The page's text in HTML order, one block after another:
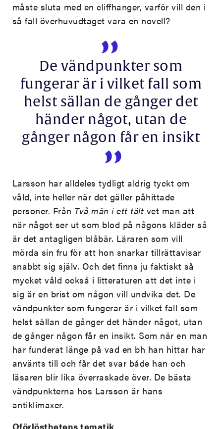
måste sluta med en cliffhanger, varför vill den i
så fall överhuvudtaget vara en novell?
De vändpunkter som
fungerar är i vilket fall som
helst sällan de gånger det
händer något, utan de
gånger någon får en insikt
Larsson har alldeles tydligt aldrig tyckt om
våld, inte heller när det gäller påhittade
personer. Från Två män i ett tält vet man att
när något ser ut som blod på någons kläder så
är det antagligen blåbär. Läraren som vill
mörda sin fru för att hon snarkar tillrättavisar
snabbt sig själv. Och det finns ju faktiskt så
mycket våld också i litteraturen att det inte i
sig är en brist om någon vill undvika det. De
vändpunkter som fungerar är i vilket fall som
helst sällan de gånger det händer något, utan
de gånger någon får en insikt. Som när en man
har funderat länge på vad en bh han hittar har
använts till och får det svar både han och
läsaren blir lika överraskade över. De bästa
vändpunkterna hos Larsson är hans
antiklimaxer.
Oförlösthetens tematik